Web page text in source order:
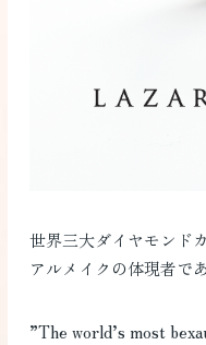
世界三大ダイヤモンド
アルメイクの体現者で
”The world’s most